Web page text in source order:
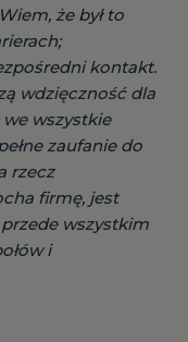
że był to
kontakt.
wdzięczność dla
we wszystkie
zaufanie do
rzecz
firmę, jest
wszystkim
i